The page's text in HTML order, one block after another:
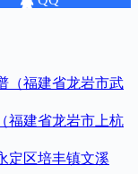
（福建省龙岩市武
福建省龙岩市上杭
定区培丰镇文溪